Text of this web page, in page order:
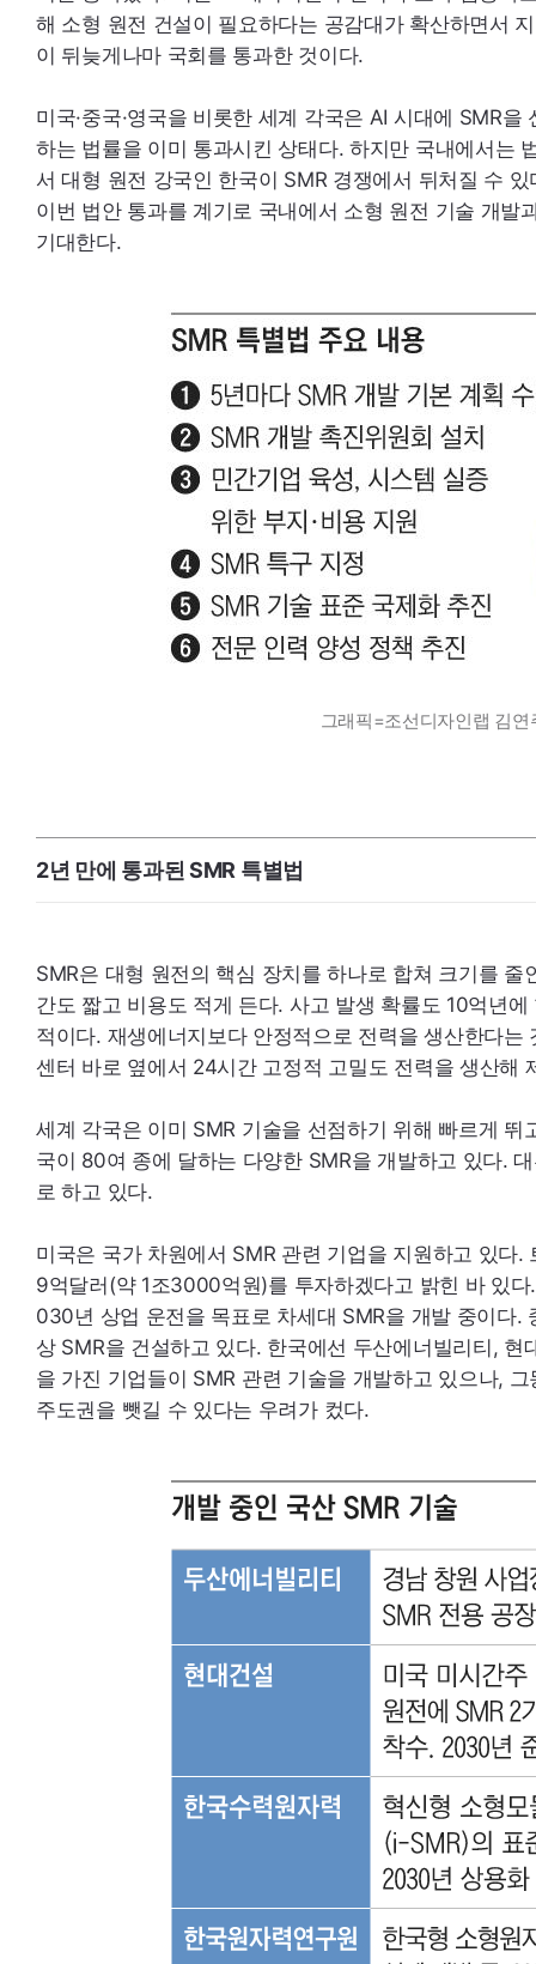
해 소형 원전 건설이 필요하다는 공감대가 확산하면서
이 뒤늦게나마 국회를 통과한 것이다.
미국·중국·영국을 비롯한 세계 각국은 AI 시대에 SMR을
하는 법률을 이미 통과시킨 상태다. 하지만 국내에서는
서 대형 원전 강국인 한국이 SMR경쟁에서 뒤처질 수 있
이번 법안 통과를 계기로 국내에서 소형 원전 기술 개발
기대한다.
그래픽=조선디자인랩 김연
2년 만에 통과된 SMR 특별법
SMR은 대형 원전의 핵심 장치를 하나로 합쳐 크기를 줄
간도 짧고 비용도 적게 든다. 사고 발생 확률도 10억년
적이다. 재생에너지보다 안정적으로 전력을 생산한다는
센터 바로 옆에서 24시간 고정적 고밀도 전력을 생산해
세계 각국은 이미 SMR 기술을 선점하기 위해 빠르게 뛰
국이 80여 종에 달하는 다양한 SMR을 개발하고 있다.
로 하고 있다.
미국은 국가 차원에서 SMR 관련 기업을 지원하고 있다.
9억달러(약 1조3000억원)를 투자하겠다고 밝힌 바 있
030년 상업 운전을 목표로 차세대 SMR을 개발 중이다.
상 SMR을 건설하고 있다. 한국에선 두산에너빌리티, 현
을 가진 기업들이 SMR 관련 기술을 개발하고 있으나,
주도권을 뺏길 수 있다는 우려가 컸다.